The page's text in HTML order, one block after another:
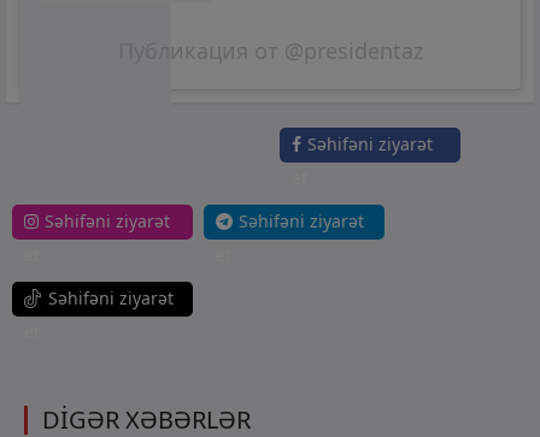
Публикация от @presidentaz
Səhifəni ziyarət
Səhifəni ziyarət
Səhifəni ziyarət
Səhifəni ziyarət
DİGƏR XƏBƏRLƏR